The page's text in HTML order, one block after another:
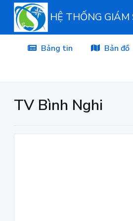
HỆ THỐNG
Bảng tin Bản đồ
TV Bình Nghi